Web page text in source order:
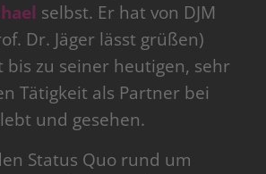
selbst. Er hat von DJM
Dr. Jäger lässt grüßen)
zu seiner heutigen, sehr
Tätigkeit als Partner bei
und gesehen.
Status Quo rund um